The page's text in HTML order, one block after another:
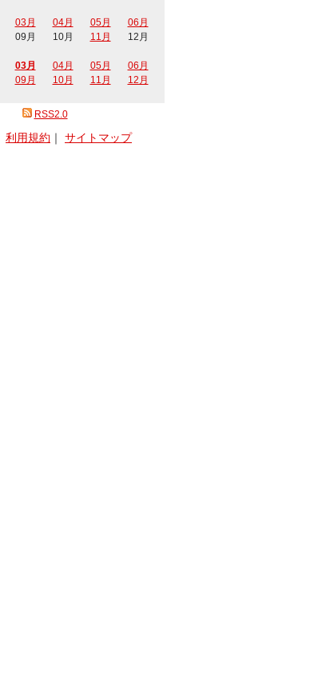
03月 04月 05月
06月
09月 10月 11月
12月
03月 04月 05月
06月
09月 10月 11月 12月
RSS2.0
利用規約 ｜ サイトマップ